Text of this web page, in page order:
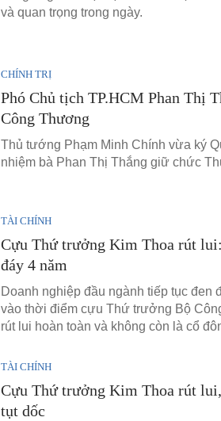
và quan trọng trong ngày.
CHÍNH TRỊ
Phó Chủ tịch TP.HCM Phan Thị
Công Thương
Thủ tướng Phạm Minh Chính vừa ký
nhiệm bà Phan Thị Thắng giữ chức
TÀI CHÍNH
Cựu Thứ trưởng Kim Thoa rút
đáy 4 năm
Doanh nghiệp đầu ngành tiếp tục đen
vào thời điểm cựu Thứ trưởng Bộ
rút lui hoàn toàn và không còn là cổ
TÀI CHÍNH
Cựu Thứ trưởng Kim Thoa rút
tụt dốc